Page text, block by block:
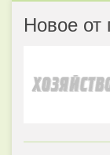
Новое от